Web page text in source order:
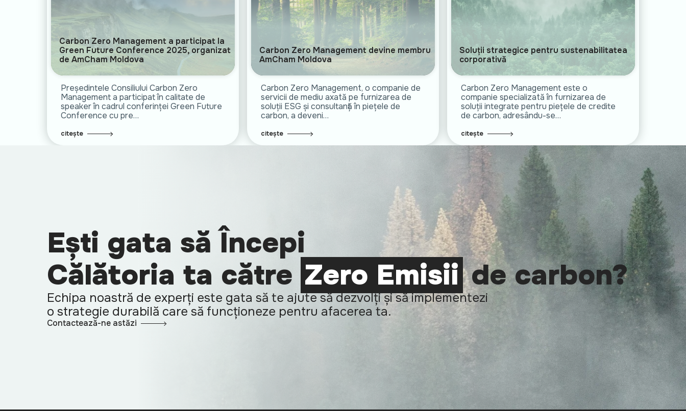
Carbon Zero Management a participat la
Green Future Conference 2025, organizat
de AmCham Moldova
Președintele Consiliului Carbon Zero
Management a participat în calitate de
speaker în cadrul conferinței Green Future
Conference cu pre…
citește
Carbon Zero Management devine membru
AmCham Moldova
Carbon Zero Management, o companie de
servicii de mediu axată pe furnizarea de
soluții ESG și consultanță în piețele de
carbon, a deveni…
citește
Soluții strategice pentru sustenabilitatea
corporativă
Carbon Zero Management este o
companie specializată în furnizarea de
soluții integrate pentru piețele de credite
de carbon, adresându-se…
citește
Ești gata să Începi
Călătoria ta către Zero Emisiide carbon?
Echipa noastră de experți este gata să te ajute să dezvolți și să implementezi
o strategie durabilă care să funcționeze pentru afacerea ta.
Contactează-ne astăzi